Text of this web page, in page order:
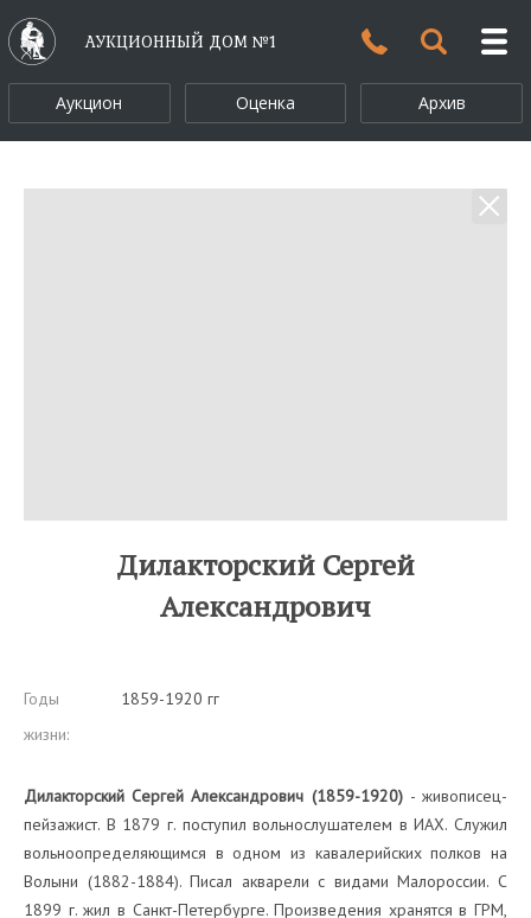
АУКЦИОННЫЙ ДОМ №1
Аукцион Оценка Архив
Дилакторский Сергей
Александрович
Годы
жизни:
1859-1920 гг
Дилакторский Сергей Александрович (1859-1920) - живописец-
пейзажист. В 1879 г. поступил вольнослушателем в ИАХ. Служил
вольноопределяющимся в одном из кавалерийских полков на
Волыни (1882-1884). Писал акварели с видами Малороссии. С
1899 г. жил в Санкт-Петербурге. Произведения хранятся в ГРМ,